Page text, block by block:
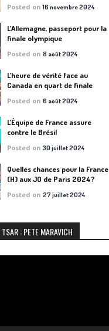
Posted on16 novembre 2024
L’Allemagne, passeport pour la
finale olympique
Posted on8 août 2024
L’heure de vérité face au
Canada en quart de finale
Posted on6 août 2024
L’Équipe de France assure
contre le Brésil
Posted on30 juillet 2024
Quelles chances pour la France
(H) aux JO de Paris 2024?
Posted on27 juillet 2024
: PETE MARAVICH